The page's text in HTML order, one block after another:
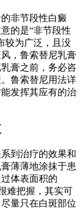
非节段性白癜
的是“非节段性
较为广泛，且没
，鲁索替尼乳膏
膏之前，务必咨
鲁索替尼用法详
发挥其应有的治
到治疗的效果和
薄薄地涂抹于患
体表面积的
难把握，其实可
量只在白斑部位